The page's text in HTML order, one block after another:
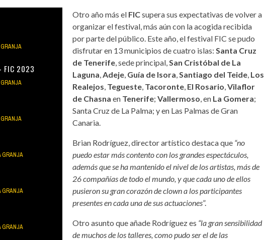
- FIC 2023
GRANJA
GRANJA
GRANJA
Otro año más elFICsupera sus expectativas de volver a
organizar el festival, más aún con la acogida recibida
por parte del público. Este año, el festival FIC se pudo
disfrutar en 13 municipios de cuatro islas: Santa Cruz
de Tenerife, sede principal, San Cristóbal de La
Laguna Adeje, Guía de Isora Santiago del Teide, Los
Realejos Tegueste, Tacoronte, El Rosario Vilaflor
de Chasna en Tenerife; Vallermoso , enLa Gomera;
Santa Cruz de La Palma; y en Las Palmas de Gran
Canaria.
Brian Rodríguez, director artístico destaca que “no
puedo estar más contento con los grandes espectáculos,
además que se ha mantenido el nivel de los artistas, más de
26 compañías de todo el mundo, y que cada uno de ellos
pusieron su gran corazón de clown a los participantes
presentes en cada una de sus actuaciones”.
Otro asunto que añade Rodríguez es “la gran sensibilidad
de muchos de los talleres, como pudo ser el de las